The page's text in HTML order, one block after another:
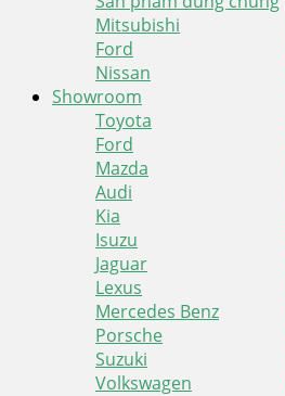
Mitsubishi
Ford
Nissan
Showroom
Toyota
Ford
Mazda
Audi
Kia
Isuzu
Jaguar
Lexus
Mercedes Benz
Porsche
Suzuki
Volkswagen